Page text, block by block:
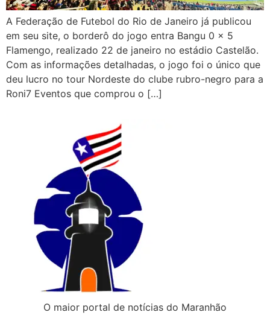
A Federação de Futebol do Rio de Janeiro já publicou
em seu site, o borderô do jogo entra Bangu 0 x 5
Flamengo, realizado 22 de janeiro no estádio Castelão.
Com as informações detalhadas, o jogo foi o único que
deu lucro no tour Nordeste do clube rubro-negro para a
Roni7 Eventos que comprou o […]
O maior portal de notícias do Maranhão